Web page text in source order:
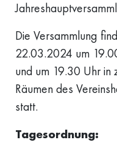
Die Versammlung
22.03.2024 um
und um 19.30 Uhr in
Räumen des
statt.
Tagesordnung: